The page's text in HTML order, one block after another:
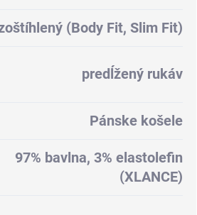
(Body Fit, Slim Fit)
predĺžený rukáv
Pánske košele
97% bavlna, 3% elastolefin
(XLANCE)